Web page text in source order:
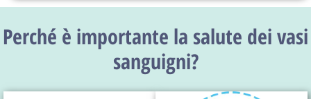
Perché è importante la salute dei vasi
sanguigni?